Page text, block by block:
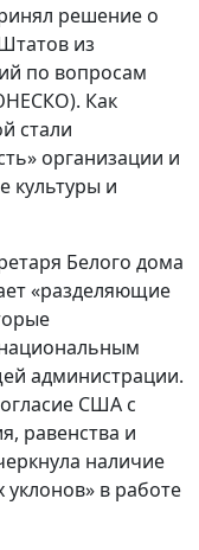
решение о
из
по вопросам
Как
стали
организации и
культуры и
Белого дома
«разделяющие
администрации.
США с
равенства и
наличие
уклонов» в работе